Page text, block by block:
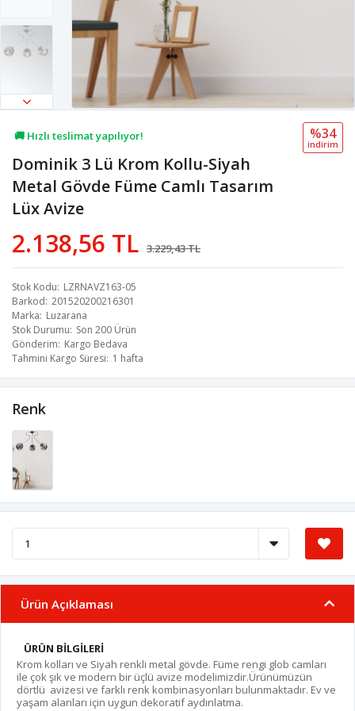
🚚 Hızlı teslimat yapılıyor!
💖 71,5B kişi favoriledi!
💸 Sepette 100 TL indirim!
Dominik 3 Lü Krom Kollu-Siyah
Metal Gövde Füme Camlı Tasarım
Lüx Avize
2.138,56 TL 3.229,43 TL
%34
i̇ndi̇ri̇m
Stok Kodu LZRNAVZ163-05
Barkod 201520200216301
Marka Luzarana
Stok Durumu Son 200 Ürün
Gönderim Kargo Bedava
Tahmini Kargo Süresi 1 hafta
Renk
Ürün Açıklaması
ÜRÜN BİLGİLERİ
Krom kolları ve Siyah renkli metal gövde. Füme rengi glob camları
ile çok şık ve modern bir üçlü avize modelimizdir.Ürünümüzün
dörtlü avizesi ve farklı renk kombinasyonları bulunmaktadır. Ev ve
yaşam alanları için uygun dekoratif aydınlatma.